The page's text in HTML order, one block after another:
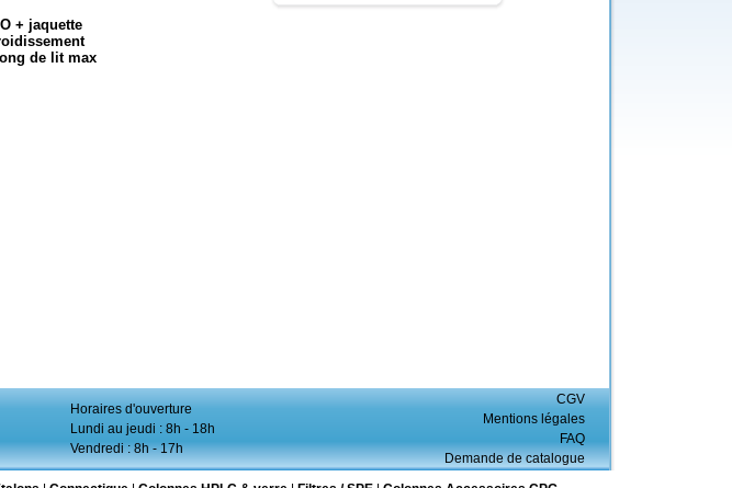
+ jaquette
de lit max
Horaires d'ouverture
Lundi au jeudi : 8h - 18h
Vendredi : 8h - 17h
CGV
Mentions légales
FAQ
Demande de catalogue